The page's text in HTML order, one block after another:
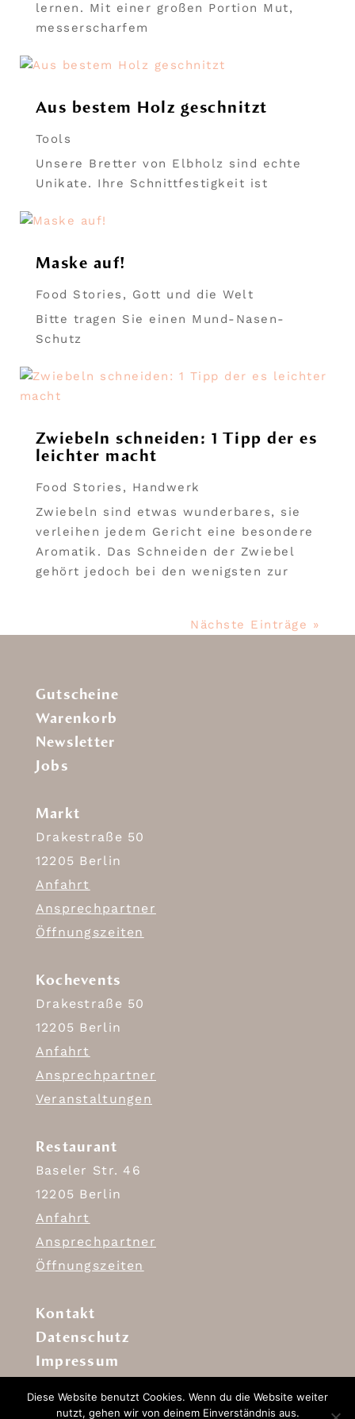
lernen. Mit einer großen Portion Mut,
messerscharfem
Aus bestem Holz geschnitzt
Tools
Unsere Bretter von Elbholz sind echte
Unikate. Ihre Schnittfestigkeit ist
Maske auf!
Food Stories , Gott und die Welt
Bitte tragen Sie einen Mund-Nasen-
Schutz
Zwiebeln schneiden: 1 Tipp der es
leichter macht
Food Stories , Handwerk
Zwiebeln sind etwas wunderbares, sie
verleihen jedem Gericht eine besondere
Aromatik. Das Schneiden der Zwiebel
gehört jedoch bei den wenigsten zur
Nächste Einträge »
Gutscheine
Warenkorb
Newsletter
Jobs
Markt
Drakestraße 50
12205 Berlin
Anfahrt
Ansprechpartner
Öffnungszeiten
Kochevents
Drakestraße 50
12205 Berlin
Anfahrt
Ansprechpartner
Veranstaltungen
Restaurant
Baseler Str. 46
12205 Berlin
Anfahrt
Ansprechpartner
Öffnungszeiten
Kontakt
Datenschutz
Impressum
Diese Website benutzt Cookies. Wenn du die Website weiter
nutzt, gehen wir von deinem Einverständnis aus.